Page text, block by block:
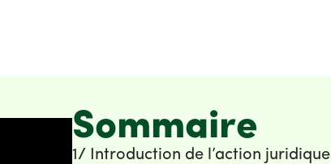
Sommaire
1/ Introduction de l’action juridique